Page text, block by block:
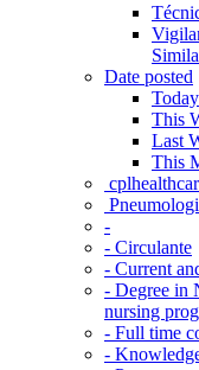
Date posted
Today
This
Last
This
-
- Circulante
- Current
- Degree in
nursing
- Full time
-